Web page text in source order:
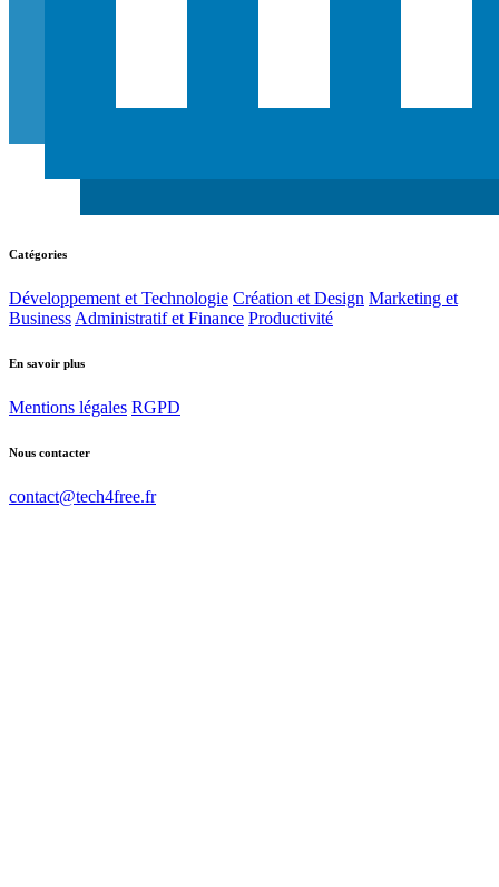
Catégories
Développement et Technologie Création et Design Marketing et
Business Administratif et Finance Productivité
En savoir plus
Mentions légales RGPD
Nous contacter
contact@tech4free.fr